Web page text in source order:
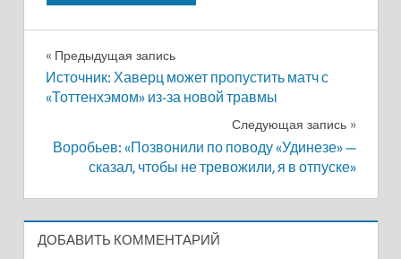
Навигация
по
Предыдущая запись
Источник: Хаверц может пропустить матч с
«Тоттенхэмом» из-за новой травмы
Следующая запись
Воробьев: «Позвонили по поводу «Удинезе» —
сказал, чтобы не тревожили, я в отпуске»
ДОБАВИТЬ КОММЕНТАРИЙ